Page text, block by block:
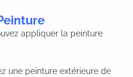
appliquer la peinture
une peinture extérieure de